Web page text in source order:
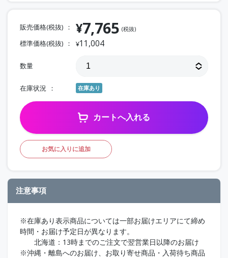
販売価格(税抜) ¥7,765 (税抜)
標準価格(税抜) ¥11,004
数量
在庫状況 在庫あり
カートへ入れる
お気に入りに追加
注意事項
※在庫あり表示商品については一部お届けエリアにて締め
時間・お届け予定日が異なります。
北海道：13時までのご注文で翌営業日以降のお届け
※沖縄・離島へのお届け、お取り寄せ商品・入荷待ち商品